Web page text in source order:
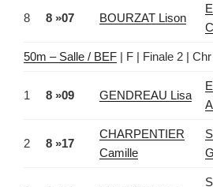
8 8 »07 BOURZAT Lison
50m – Salle / BEF | F | Finale 2 |
1 8 »09 GENDREAU Lisa
2 8 »17
CHARPENTIER
Camille